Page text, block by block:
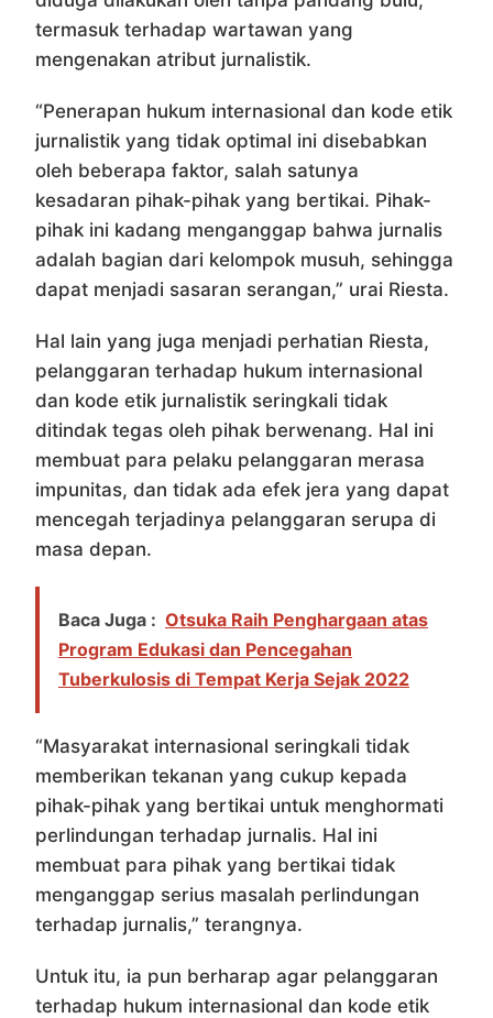
termasuk terhadap wartawan yang
mengenakan atribut jurnalistik.
“Penerapan hukum internasional dan kode etik
jurnalistik yang tidak optimal ini disebabkan
oleh beberapa faktor, salah satunya
kesadaran pihak-pihak yang bertikai. Pihak-
pihak ini kadang menganggap bahwa jurnalis
adalah bagian dari kelompok musuh, sehingga
dapat menjadi sasaran serangan,” urai Riesta.
Hal lain yang juga menjadi perhatian Riesta,
pelanggaran terhadap hukum internasional
dan kode etik jurnalistik seringkali tidak
ditindak tegas oleh pihak berwenang. Hal ini
membuat para pelaku pelanggaran merasa
impunitas, dan tidak ada efek jera yang dapat
mencegah terjadinya pelanggaran serupa di
masa depan.
Baca Juga : Otsuka Raih Penghargaan atas
Program Edukasi dan Pencegahan
Tuberkulosis di Tempat Kerja Sejak 2022
“Masyarakat internasional seringkali tidak
memberikan tekanan yang cukup kepada
pihak-pihak yang bertikai untuk menghormati
perlindungan terhadap jurnalis. Hal ini
membuat para pihak yang bertikai tidak
menganggap serius masalah perlindungan
terhadap jurnalis,” terangnya.
Untuk itu, ia pun berharap agar pelanggaran
terhadap hukum internasional dan kode etik